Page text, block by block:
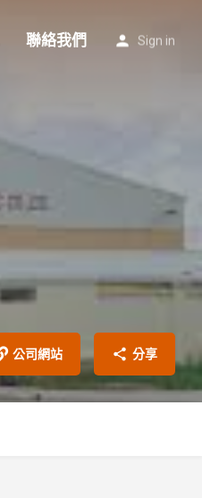
聯絡我們 Sign in
公司網站 分享